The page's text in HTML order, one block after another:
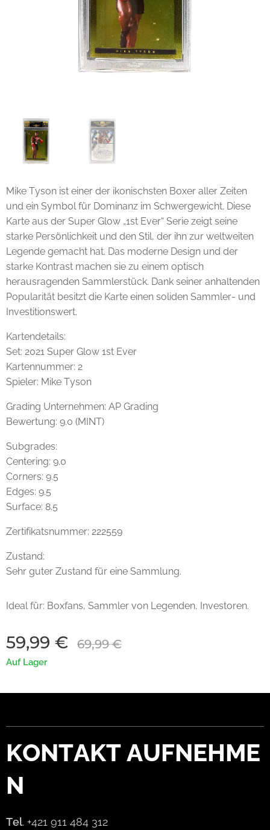
Mike Tyson ist einer der ikonischsten Boxer aller Zeiten
und ein Symbol für Dominanz im Schwergewicht. Diese
Karte aus der Super Glow „1st Ever“ Serie zeigt seine
starke Persönlichkeit und den Stil, der ihn zur weltweiten
Legende gemacht hat. Das moderne Design und der
starke Kontrast machen sie zu einem optisch
herausragenden Sammlerstück. Dank seiner anhaltenden
Popularität besitzt die Karte einen soliden Sammler- und
Investitionswert.
Kartendetails:
Set: 2021 Super Glow 1st Ever
Kartennummer: 2
Spieler: Mike Tyson
Grading Unternehmen: AP Grading
Bewertung: 9.0 (MINT)
Subgrades:
Centering: 9.0
Corners: 9.5
Edges: 9.5
Surface: 8.5
Zertifikatsnummer: 222559
Zustand:
Sehr guter Zustand für eine Sammlung.
Ideal für: Boxfans, Sammler von Legenden, Investoren.
59,99 € 69,99€
Auf Lager
KONTAKTAUFNEHME
N
Tel. +421 911 484 312